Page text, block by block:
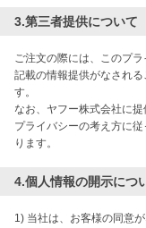
3.第三者提供について
ご注文の際には、このプ
記載の情報提供がなされ
す。
なお、ヤフー株式会社に
プライバシーの考え方に
ります。
4.個人情報の開示につ
1) 当社は、お客様の同意